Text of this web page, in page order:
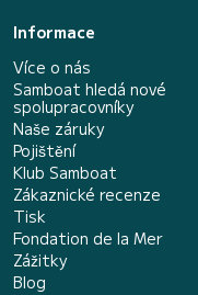
Informace
Více o nás
Samboat hledá nové
spolupracovníky
Naše záruky
Pojištění
Klub Samboat
Zákaznické recenze
Tisk
Fondation de la Mer
Zážitky
Blog